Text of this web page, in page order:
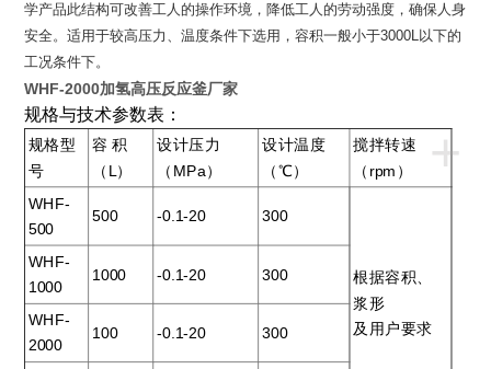
学产品此结构可改善工人的操作环境，降低工人的劳动强度，确保人身
安全。适用于较高压力、温度条件下选用，容积一般小于3000L以下的
工况条件下。
WHF-2000加氢高压反应釜厂家
规格与技术参数表：
+
规格型
号
容 积
（L）
设计压力
（MPa）
设计温度
（℃）
搅拌转速
（rpm）
WHF-
500
500 -0.1-20 300
根据容积、
浆形
及用户要求
WHF-
1000
1000 -0.1-20 300
WHF-
2000
100 -0.1-20 300